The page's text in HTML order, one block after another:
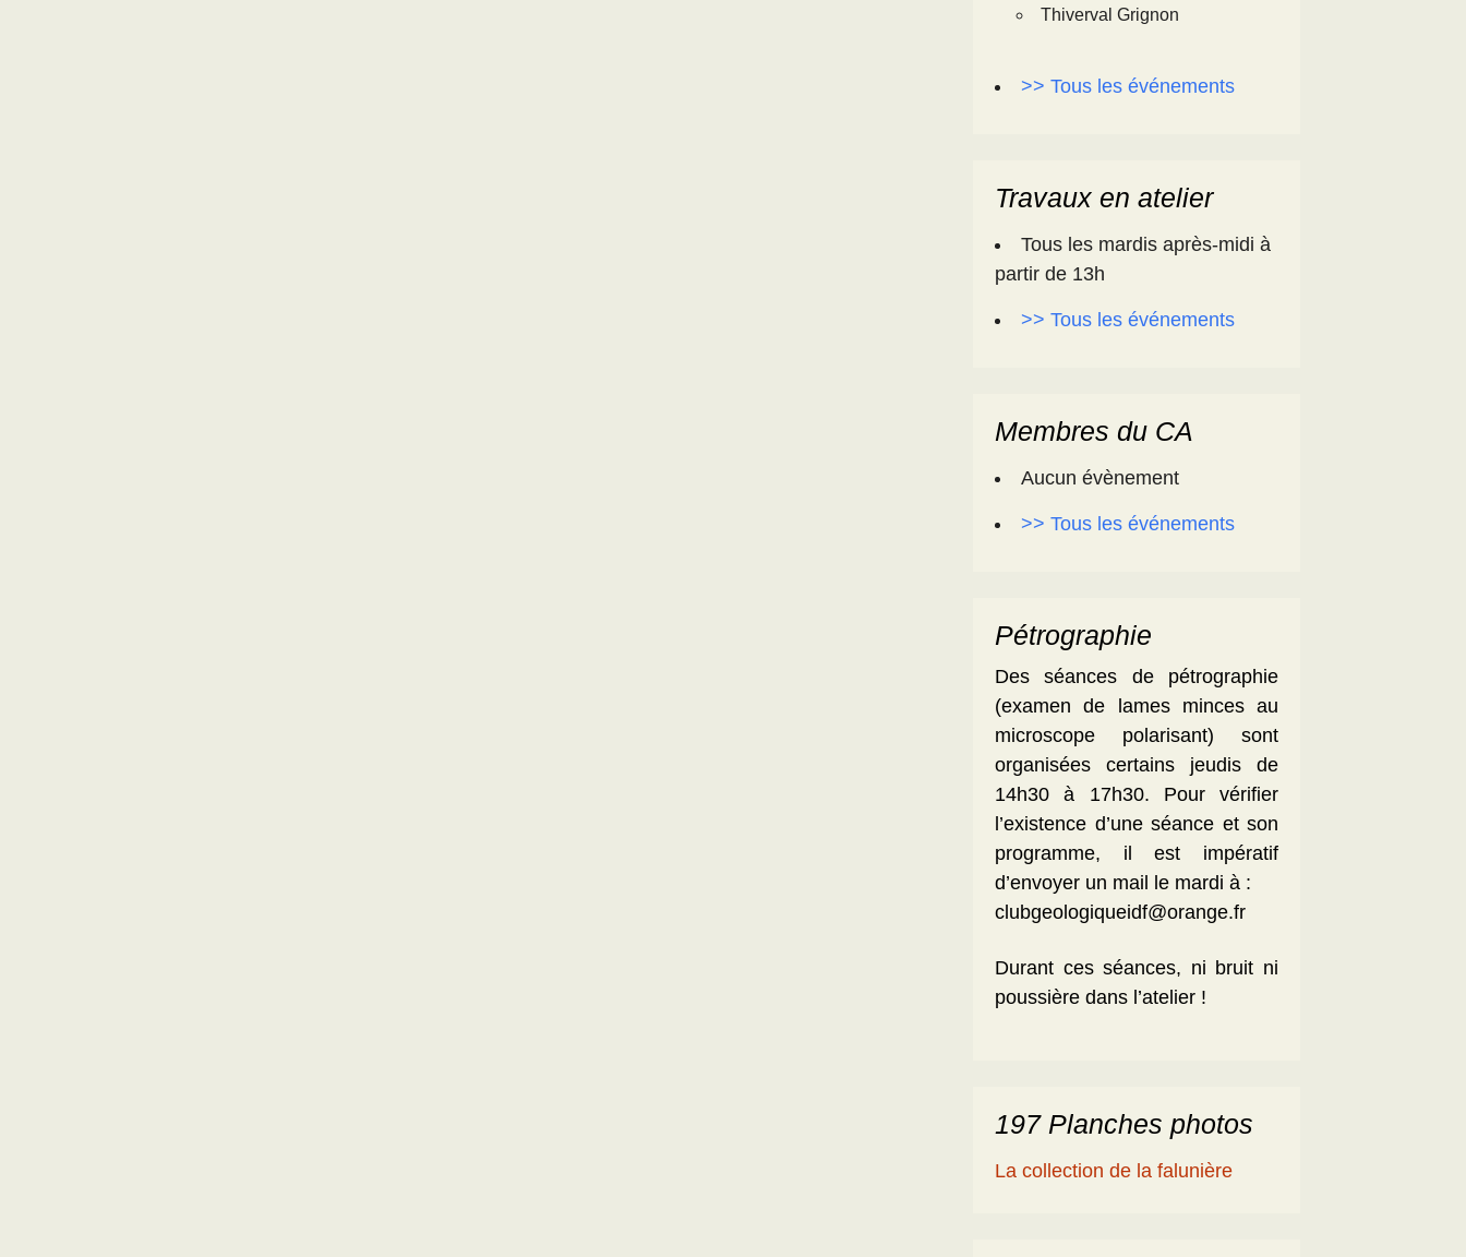
Thiverval Grignon
>> Tous les événements
Travaux en atelier
Tous les mardis après-midi à
partir de 13h
>> Tous les événements
Membres du CA
Aucun évènement
>> Tous les événements
Pétrographie
Des séances de pétrographie
(examen de lames minces au
microscope polarisant) sont
organisées certains jeudis de
14h30 à 17h30. Pour vérifier
l’existence d’une séance et son
programme, il est impératif
d’envoyer un mail le mardi à :
clubgeologiqueidf@orange.fr
Durant ces séances, ni bruit ni
poussière dans l’atelier !
197 Planches photos
La collection de la falunière